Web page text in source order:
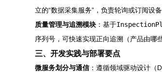
立的“数据采集服务”，负责轮询或订阅设
质量管理与追溯模块 ：基于
序列号，可快速实现正向追溯（产品由哪
三、开发实践与部署要点
微服务划分与通信：遵循领域驱动设计（